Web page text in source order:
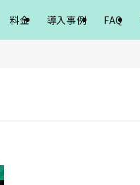
料金 導入事例 FAQ